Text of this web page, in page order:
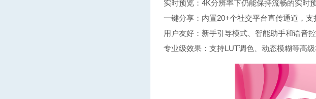
实时预览：4K分辨率下仍能保持流畅的实时
一键分享：内置20+个社交平台直传通道，支
用户友好：新手引导模式、智能助手和语音
专业级效果：支持LUT调色、动态模糊等高